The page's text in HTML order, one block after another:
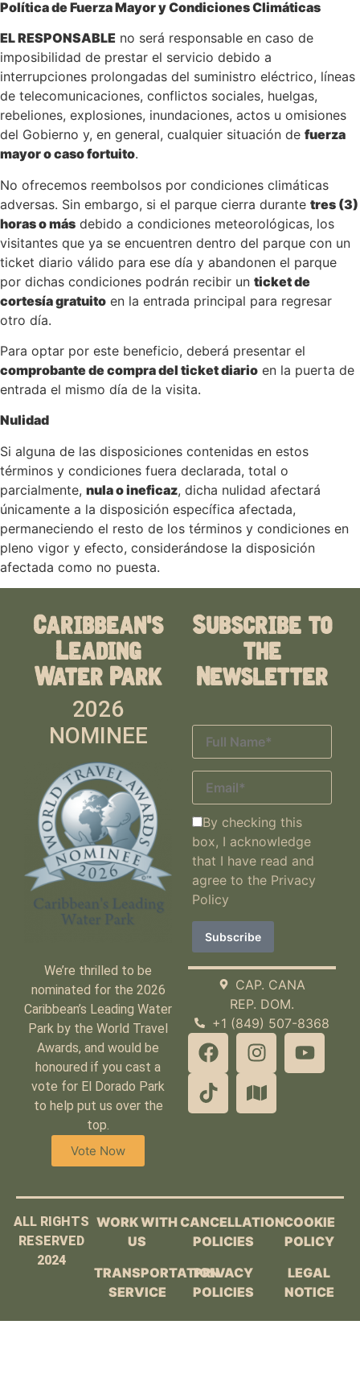
Política de Fuerza Mayor y Condiciones Climáticas
EL RESPONSABLE no será responsable en caso de
imposibilidad de prestar el servicio debido a
interrupciones prolongadas del suministro eléctrico, líneas
de telecomunicaciones, conflictos sociales, huelgas,
rebeliones, explosiones, inundaciones, actos u omisiones
del Gobierno y, en general, cualquier situación de fuerza
mayor o caso fortuito.
No ofrecemos reembolsos por condiciones climáticas
adversas. Sin embargo, si el parque cierra durante tres (3)
horas o más debido a condiciones meteorológicas, los
visitantes que ya se encuentren dentro del parque con un
ticket diario válido para ese día y abandonen el parque
por dichas condiciones podrán recibir un ticket de
cortesía gratuito en la entrada principal para regresar
otro día.
Para optar por este beneficio, deberá presentar el
comprobante de compra del ticket diario en la puerta de
entrada el mismo día de la visita.
Nulidad
Si alguna de las disposiciones contenidas en estos
términos y condiciones fuera declarada, total o
parcialmente, nula o ineficaz, dicha nulidad afectará
únicamente a la disposición específica afectada,
permaneciendo el resto de los términos y condiciones en
pleno vigor y efecto, considerándose la disposición
afectada como no puesta.
Caribbean's
Leading
Water Park
2026
NOMINEE
We’re thrilled to be
nominated for the 2026
Caribbean’s Leading Water
Park by the World Travel
Awards, and would be
honoured if you cast a
vote for El Dorado Park
to help put us over the
top.
Vote Now
Subscribe to
the
Newsletter
By checking this
box, I acknowledge
that I have read and
agree to the Privacy
Policy
CAP. CANA
REP. DOM.
+1 (849) 507-8368
ALL RIGHTS
RESERVED
2024
WORK WITH
US
TRANSPORTATION
SERVICE
CANCELLATION
POLICIES
PRIVACY
POLICIES
COOKIE
POLICY
LEGAL
NOTICE